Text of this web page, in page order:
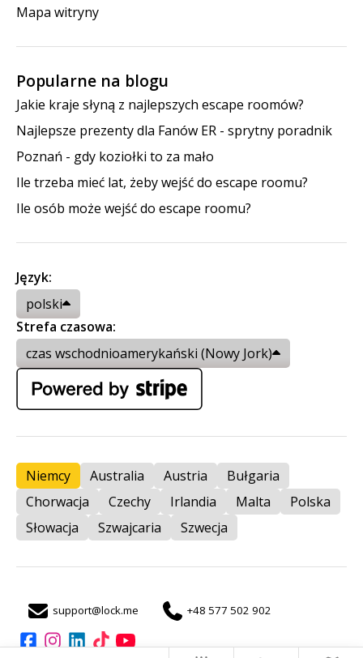
Mapa witryny
Popularne na blogu
Jakie kraje słyną z najlepszych escape roomów?
Najlepsze prezenty dla Fanów ER - sprytny poradnik
Poznań - gdy koziołki to za mało
Ile trzeba mieć lat, żeby wejść do escape roomu?
Ile osób może wejść do escape roomu?
Język:
polski
Strefa czasowa:
czas wschodnioamerykański (Nowy Jork)
Niemcy Australia Austria
Bułgaria
Chorwacja
Czechy Irlandia Malta
Polska
Słowacja
Szwajcaria Szwecja
support@lock.me +48 577 502 902